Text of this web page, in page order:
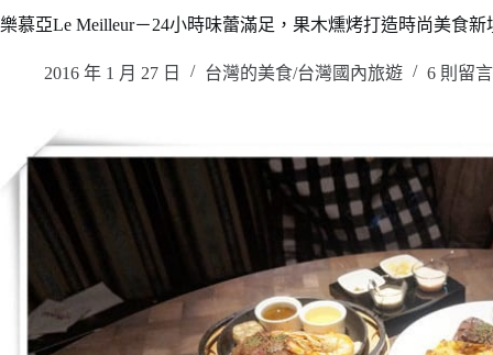
樂慕亞Le Meilleur－24小時味蕾滿足，果木燻烤打造時尚美食新
2016 年 1 月 27 日 台灣的美食/台灣國內旅遊 6 則留言